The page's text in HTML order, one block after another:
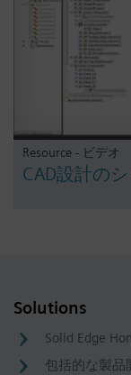
Resource - ビデオ
CAD設計の
Solutions
Solid Edge
包括的な製品